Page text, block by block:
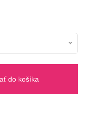
do košíka